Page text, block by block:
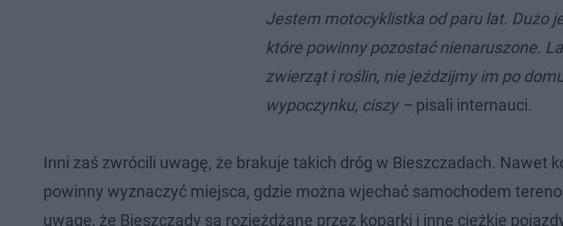
Jestem motocyklistka od paru lat. Dużo
które powinny pozostać nienaruszone.
zwierząt i roślin, nie jeździjmy im po
wypoczynku, ciszy – pisali internauci.
Inni zaś zwrócili uwagę, że brakuje takich dróg w Bieszczadach. Nawet
powinny wyznaczyć miejsca, gdzie można wjechać samochodem
uwagę, że Bieszczady są rozjeżdżane przez koparki i inne ciężkie